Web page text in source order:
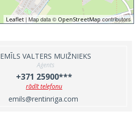
Leaflet | Map data © OpenStreetMapcontributors
EMĪLS VALTERS MUIŽNIEKS
Aģents
+371 25900***
rādīt telefonu
emils@rentinriga.com